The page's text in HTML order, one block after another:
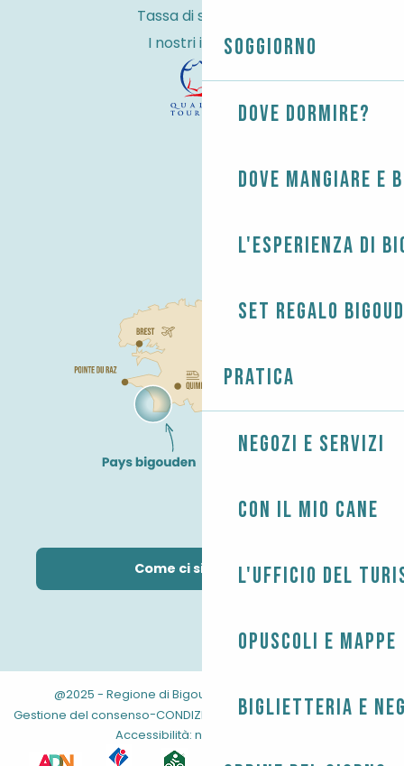
Soggiorno
Dove dormire?
Dove mangiare e
L'esperienza di
Set regalo
Pratica
Negozi e servizi
Con il mio cane
L'Ufficio del
Opuscoli e mappe
Biglietteria e
Tassa di soggiorno
I nostri impegni
Come ci si arriva?
@2025 - Regione di Bigouden Informazioni legali
Gestione del consenso-CONDIZIONI GENERALI -Mappa del sito -
Accessibilità: non conforme